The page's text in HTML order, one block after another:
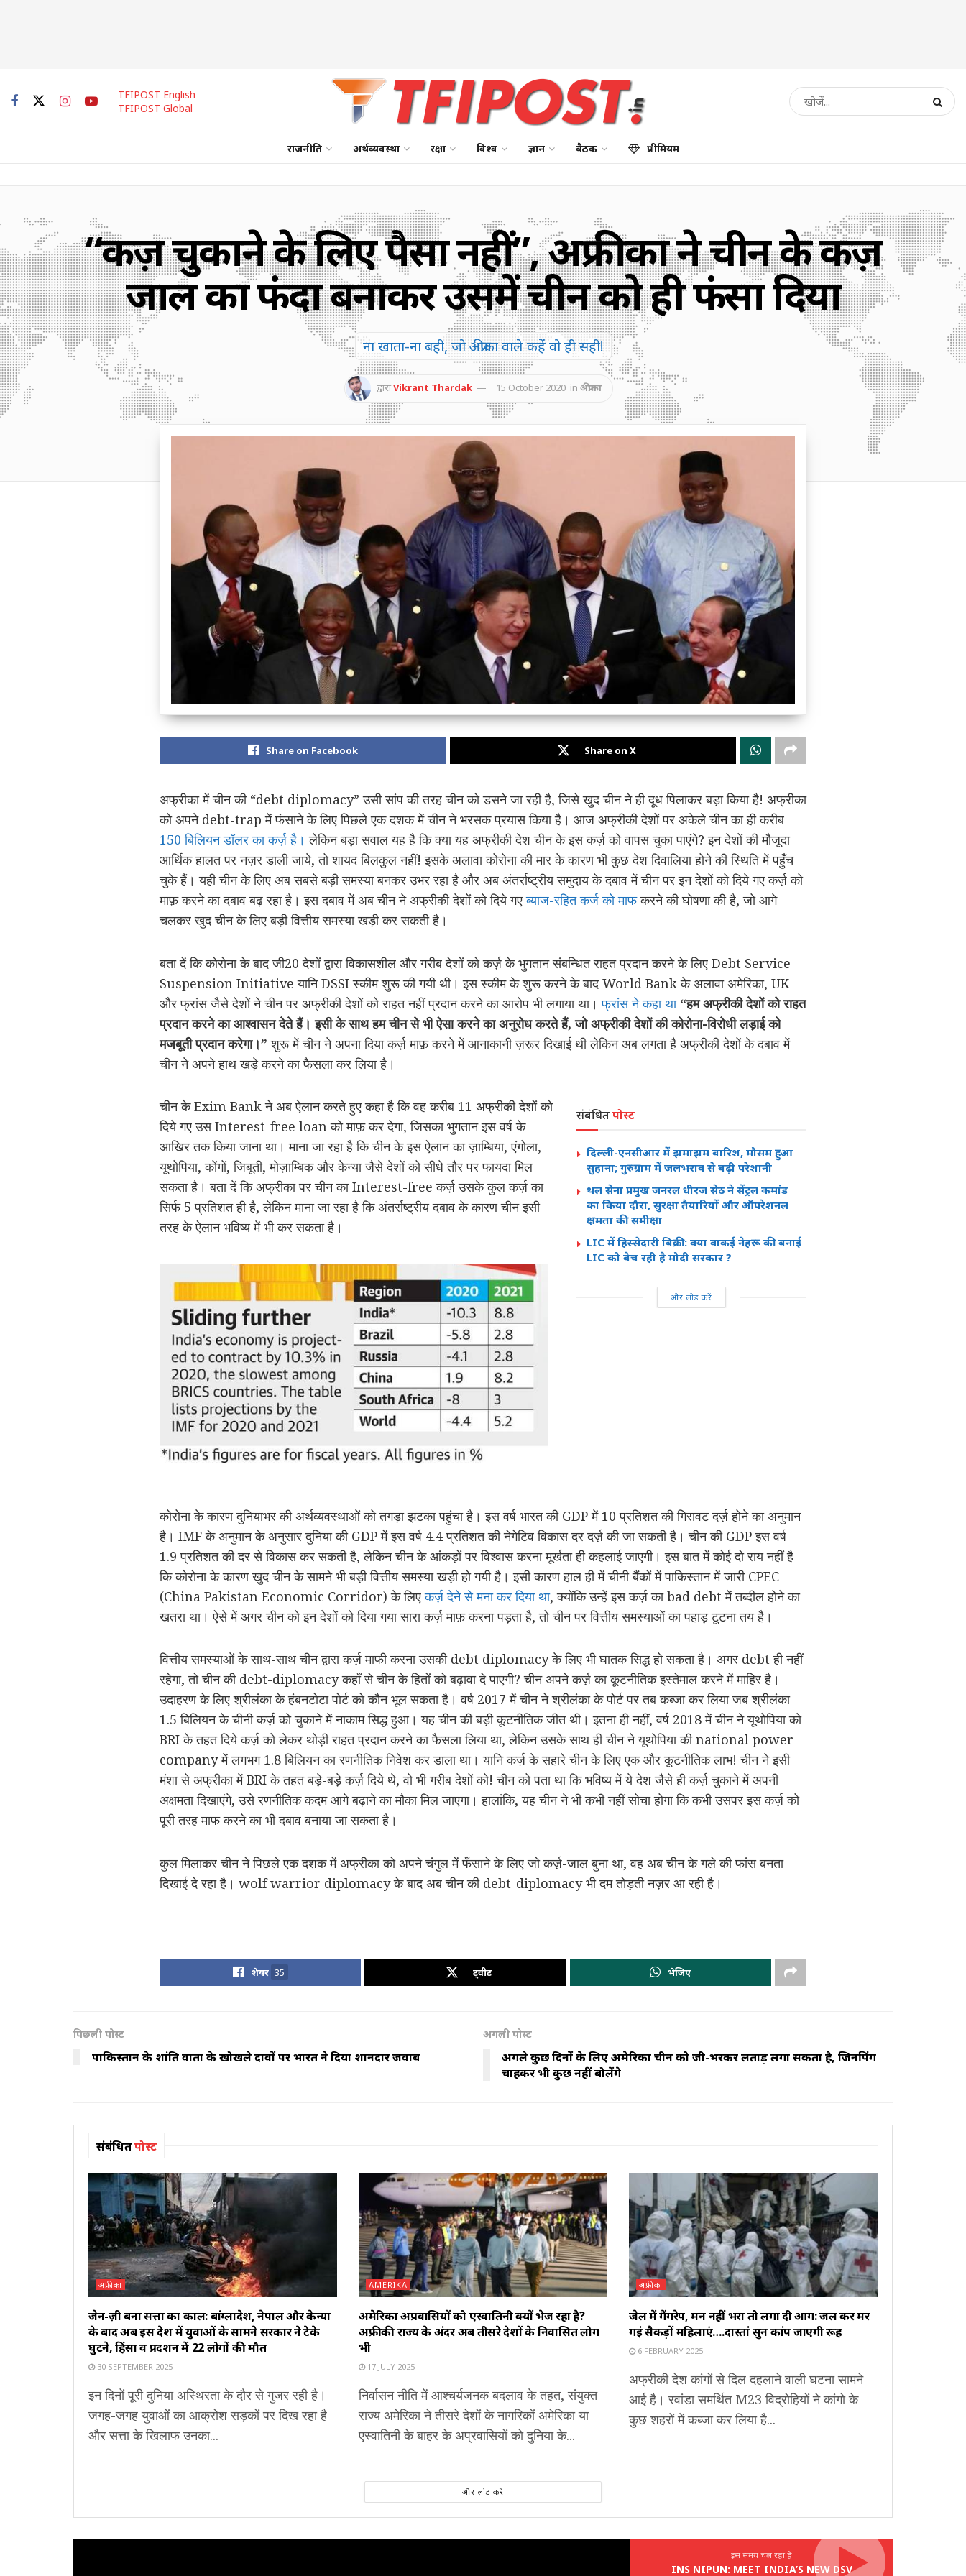
TFIPOST English
TFIPOST Global
राजनीति अर्थव्यवस्था रक्षा विश्व ज्ञान बैठक प्रीमियम
“कर्ज़ चुकाने के लिए पैसा नहीं”, अफ्रीका ने चीन के कर्ज़
जाल का फंदा बनाकर उसमें चीन को ही फंसा दिया
ना खाता-ना बही, जो अफ्रीका वाले कहें वो ही सही!
द्वाराVikrant Thardak 15 October 2020 in अफ्रीका
Share on Facebook Share on X
अफ्रीका में चीन की “debt diplomacy” उसी सांप की तरह चीन को डसने जा रही है, जिसे खुद चीन ने ही दूध पिलाकर बड़ा किया है! अफ्रीका
को अपने debt-trap में फंसाने के लिए पिछले एक दशक में चीन ने भरसक प्रयास किया है। आज अफ्रीकी देशों पर अकेले चीन का ही करीब
150 बिलियन डॉलर का कर्ज़ है। लेकिन बड़ा सवाल यह है कि क्या यह अफ्रीकी देश चीन के इस कर्ज़ को वापस चुका पाएंगे? इन देशों की मौजूदा
आर्थिक हालत पर नज़र डाली जाये, तो शायद बिलकुल नहीं! इसके अलावा कोरोना की मार के कारण भी कुछ देश दिवालिया होने की स्थिति में पहुँच
चुके हैं। यही चीन के लिए अब सबसे बड़ी समस्या बनकर उभर रहा है और अब अंतर्राष्ट्रीय समुदाय के दबाव में चीन पर इन देशों को दिये गए कर्ज़ को
माफ़ करने का दबाव बढ़ रहा है। इस दबाव में अब चीन ने अफ्रीकी देशों को दिये गएब्याज-रहित कर्ज को माफकरने की घोषणा की है, जो आगे
चलकर खुद चीन के लिए बड़ी वित्तीय समस्या खड़ी कर सकती है।
बता दें कि कोरोना के बाद जी20 देशों द्वारा विकासशील और गरीब देशों को कर्ज़ के भुगतान संबन्धित राहत प्रदान करने के लिए Debt Service
Suspension Initiative यानि DSSI स्कीम शुरू की गयी थी। इस स्कीम के शुरू करने के बाद World Bank के अलावा अमेरिका, UK
और फ्रांस जैसे देशों ने चीन पर अफ्रीकी देशों को राहत नहीं प्रदान करने का आरोप भी लगाया था।फ्रांस ने कहा था “हम अफ्रीकी देशों को राहत
प्रदान करने का आश्वासन देते हैं। इसी के साथ हम चीन से भी ऐसा करने का अनुरोध करते हैं, जो अफ्रीकी देशों की कोरोना-विरोधी लड़ाई को
मजबूती प्रदान करेगा।” शुरू में चीन ने अपना दिया कर्ज़ माफ़ करने में आनाकानी ज़रूर दिखाई थी लेकिन अब लगता है अफ्रीकी देशों के दबाव में
चीन ने अपने हाथ खड़े करने का फैसला कर लिया है।
संबंधितपोस्ट
दिल्ली-एनसीआर में झमाझम बारिश, मौसम हुआ
सुहाना; गुरुग्राम में जलभराव से बढ़ी परेशानी
थल सेना प्रमुख जनरल धीरज सेठ ने सेंट्रल कमांड
का किया दौरा, सुरक्षा तैयारियों और ऑपरेशनल
क्षमता की समीक्षा
LIC में हिस्सेदारी बिक्री: क्या वाकई नेहरू की बनाई
LIC को बेच रही है मोदी सरकार ?
और लोड करें
चीन के Exim Bank ने अब ऐलान करते हुए कहा है कि वह करीब 11 अफ्रीकी देशों को
दिये गए उस Interest-free loan को माफ़ कर देगा, जिसका भुगतान इस वर्ष के
आखिर तक किया जाना था। माना जा रहा है कि चीन के इस ऐलान का ज़ाम्बिया, एंगोला,
यूथोपिया, कोंगों, जिबूती, मोज़ाम्बिक और केन्या जैसे देशों को सीधे तौर पर फायदा मिल
सकता है। बता दें कि अफ्रीका पर चीन का Interest-free कर्ज़ उसके कुल कर्ज़ का
सिर्फ 5 प्रतिशत ही है, लेकिन माना जा रहा है कि अंतर्राष्ट्रीय दबाव के कारण चीन इसी
तरह के ऐलान भविष्य में भी कर सकता है।
कोरोना के कारण दुनियाभर की अर्थव्यवस्थाओं को तगड़ा झटका पहुंचा है। इस वर्ष भारत की GDP में 10 प्रतिशत की गिरावट दर्ज़ होने का अनुमान
है। IMF के अनुमान के अनुसार दुनिया की GDP में इस वर्ष 4.4 प्रतिशत की नेगेटिव विकास दर दर्ज़ की जा सकती है। चीन की GDP इस वर्ष
1.9 प्रतिशत की दर से विकास कर सकती है, लेकिन चीन के आंकड़ों पर विश्वास करना मूर्खता ही कहलाई जाएगी। इस बात में कोई दो राय नहीं है
कि कोरोना के कारण खुद चीन के सामने भी बड़ी वित्तीय समस्या खड़ी हो गयी है। इसी कारण हाल ही में चीनी बैंकों में पाकिस्तान में जारी CPEC
(China Pakistan Economic Corridor) के लिएकर्ज़ देने से मना कर दिया था, क्योंकि उन्हें इस कर्ज़ का bad debt में तब्दील होने का
खतरा था। ऐसे में अगर चीन को इन देशों को दिया गया सारा कर्ज़ माफ़ करना पड़ता है, तो चीन पर वित्तीय समस्याओं का पहाड़ टूटना तय है।
वित्तीय समस्याओं के साथ-साथ चीन द्वारा कर्ज़ माफी करना उसकी debt diplomacy के लिए भी घातक सिद्ध हो सकता है। अगर debt ही नहीं
रहेगा, तो चीन की debt-diplomacy कहाँ से चीन के हितों को बढ़ावा दे पाएगी? चीन अपने कर्ज़ का कूटनीतिक इस्तेमाल करने में माहिर है।
उदाहरण के लिए श्रीलंका के हंबनटोटा पोर्ट को कौन भूल सकता है। वर्ष 2017 में चीन ने श्रीलंका के पोर्ट पर तब कब्जा कर लिया जब श्रीलंका
1.5 बिलियन के चीनी कर्ज़ को चुकाने में नाकाम सिद्ध हुआ। यह चीन की बड़ी कूटनीतिक जीत थी। इतना ही नहीं, वर्ष 2018 में चीन ने यूथोपिया को
BRI के तहत दिये कर्ज़ को लेकर थोड़ी राहत प्रदान करने का फैसला लिया था, लेकिन उसके साथ ही चीन ने यूथोपिया की national power
company में लगभग 1.8 बिलियन का रणनीतिक निवेश कर डाला था। यानि कर्ज़ के सहारे चीन के लिए एक और कूटनीतिक लाभ! चीन ने इसी
मंशा से अफ्रीका में BRI के तहत बड़े-बड़े कर्ज़ दिये थे, वो भी गरीब देशों को! चीन को पता था कि भविष्य में ये देश जैसे ही कर्ज़ चुकाने में अपनी
अक्षमता दिखाएंगे, उसे रणनीतिक कदम आगे बढ़ाने का मौका मिल जाएगा। हालांकि, यह चीन ने भी कभी नहीं सोचा होगा कि कभी उसपर इस कर्ज़ को
पूरी तरह माफ करने का भी दबाव बनाया जा सकता है।
कुल मिलाकर चीन ने पिछले एक दशक में अफ्रीका को अपने चंगुल में फँसाने के लिए जो कर्ज़-जाल बुना था, वह अब चीन के गले की फांस बनता
दिखाई दे रहा है। wolf warrior diplomacy के बाद अब चीन की debt-diplomacy भी दम तोड़ती नज़र आ रही है।
शेयर 35 ट्वीट भेजिए
पिछली पोस्ट
पाकिस्तान के शांति वार्ता के खोखले दावों पर भारत ने दिया शानदार जवाब
अगली पोस्ट
अगले कुछ दिनों के लिए अमेरिका चीन को जी-भरकर लताड़ लगा सकता है, जिनपिंग
चाहकर भी कुछ नहीं बोलेंगे
संबंधितपोस्ट
अफ्रीका
जेन-ज़ी बना सत्ता का काल: बांग्लादेश, नेपाल और केन्या
के बाद अब इस देश में युवाओं के सामने सरकार ने टेके
घुटने, हिंसा व प्रदर्शन में 22 लोगों की मौत
30 SEPTEMBER 2025
इन दिनों पूरी दुनिया अस्थिरता के दौर से गुजर रही है।
जगह-जगह युवाओं का आक्रोश सड़कों पर दिख रहा है
और सत्ता के खिलाफ उनका...
AMERIKA
अमेरिका अप्रवासियों को एस्वातिनी क्यों भेज रहा है?
अफ्रीकी राज्य के अंदर अब तीसरे देशों के निर्वासित लोग
भी
17 JULY 2025
निर्वासन नीति में आश्चर्यजनक बदलाव के तहत, संयुक्त
राज्य अमेरिका ने तीसरे देशों के नागरिकों अमेरिका या
एस्वातिनी के बाहर के अप्रवासियों को दुनिया के...
अफ्रीका
जेल में गैंगरेप, मन नहीं भरा तो लगा दी आग: जल कर मर
गईं सैकड़ों महिलाएं….दास्तां सुन कांप जाएगी रूह
6 FEBRUARY 2025
अफ्रीकी देश कांगों से दिल दहलाने वाली घटना सामने
आई है। रवांडा समर्थित M23 विद्रोहियों ने कांगो के
कुछ शहरों में कब्जा कर लिया है...
और लोड करें
इस समय चल रहा है
INS NIPUN: MEET INDIA’S NEW DSV